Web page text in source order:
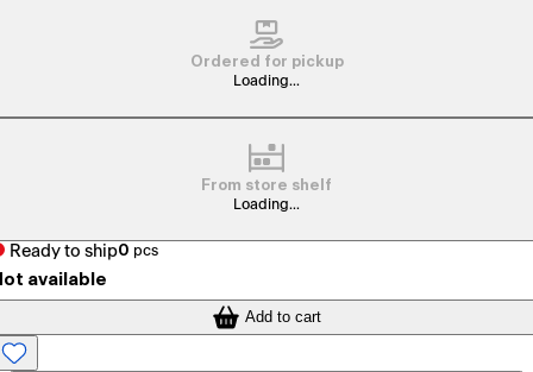
Ordered for pickup
Loading...
From store shelf
Loading...
Ready to ship0 pcs
available
Add to cart